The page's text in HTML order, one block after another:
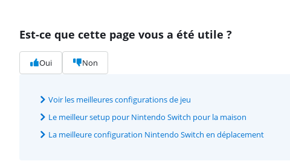
Est-ce que cette page vous a été utile ?
Oui Non
Voir les meilleures configurations de jeu
Le meilleur setup pour Nintendo Switch pour la maison
La meilleure configuration Nintendo Switch en déplacement